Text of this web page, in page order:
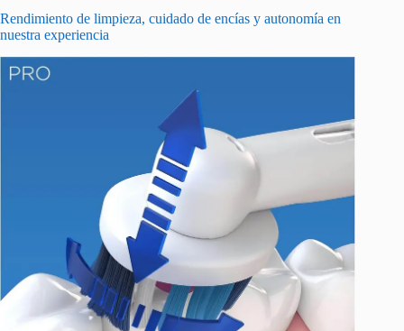
Rendimiento de limpieza, cuidado de encías y autonomía en
nuestra experiencia